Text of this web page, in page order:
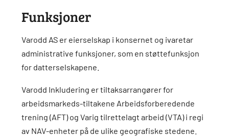
Funksjoner
Varodd AS er eierselskap i konsernet og ivaretar
administrative funksjoner, som en støttefunksjon
for datterselskapene.
Varodd Inkludering er tiltaksarrangører for
arbeidsmarkeds-tiltakene Arbeidsforberedende
trening (AFT) og Varig tilrettelagt arbeid (VTA) i regi
av NAV-enheter på de ulike geografiske stedene.